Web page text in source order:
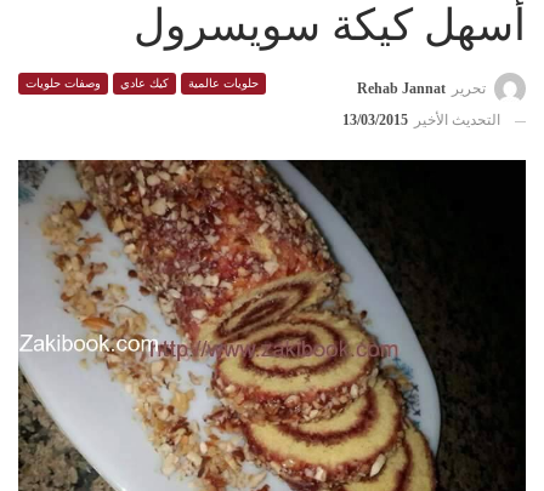
أسهل كيكة سويسرول
حلويات عالمية كيك عادي وصفات حلويات تحرير
Rehab Jannat
التحديث الأخير
13/03/2015